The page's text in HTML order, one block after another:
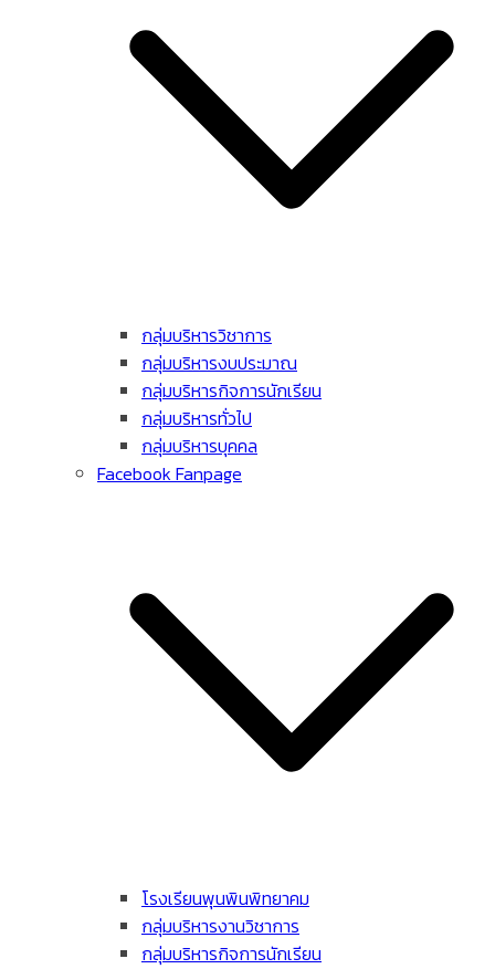
กลุ่มบริหารวิชาการ
กลุ่มบริหารงบประมาณ
กลุ่มบริหารกิจการนักเรียน
กลุ่มบริหารทั่วไป
กลุ่มบริหารบุคคล
Facebook Fanpage
โรงเรียนพุนพินพิทยาคม
กลุ่มบริหารงานวิชาการ
กลุ่มบริหารกิจการนักเรียน